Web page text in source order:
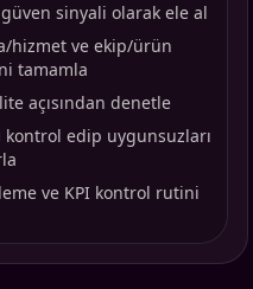
güven sinyali olarak ele al
hizmet ve ekip/ürün
tamamla
açısından denetle
kontrol edip uygunsuzları
ve KPI kontrol rutini